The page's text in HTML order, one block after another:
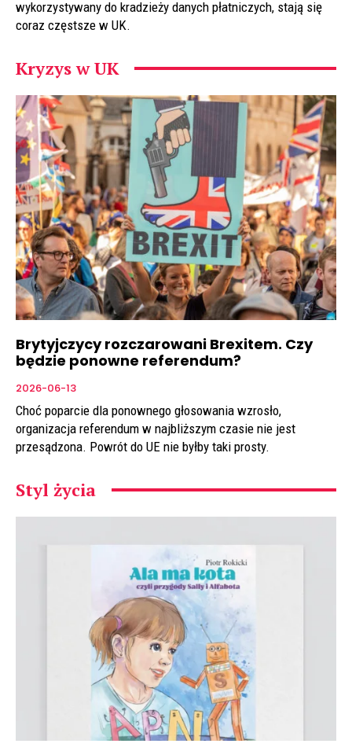
wykorzystywany do kradzieży danych płatniczych, stają się
coraz częstsze w UK.
Kryzys w UK
Brytyjczycy rozczarowani Brexitem. Czy
będzie ponowne referendum?
2026-06-13
Choć poparcie dla ponownego głosowania wzrosło,
organizacja referendum w najbliższym czasie nie jest
przesądzona. Powrót do UE nie byłby taki prosty.
Styl życia